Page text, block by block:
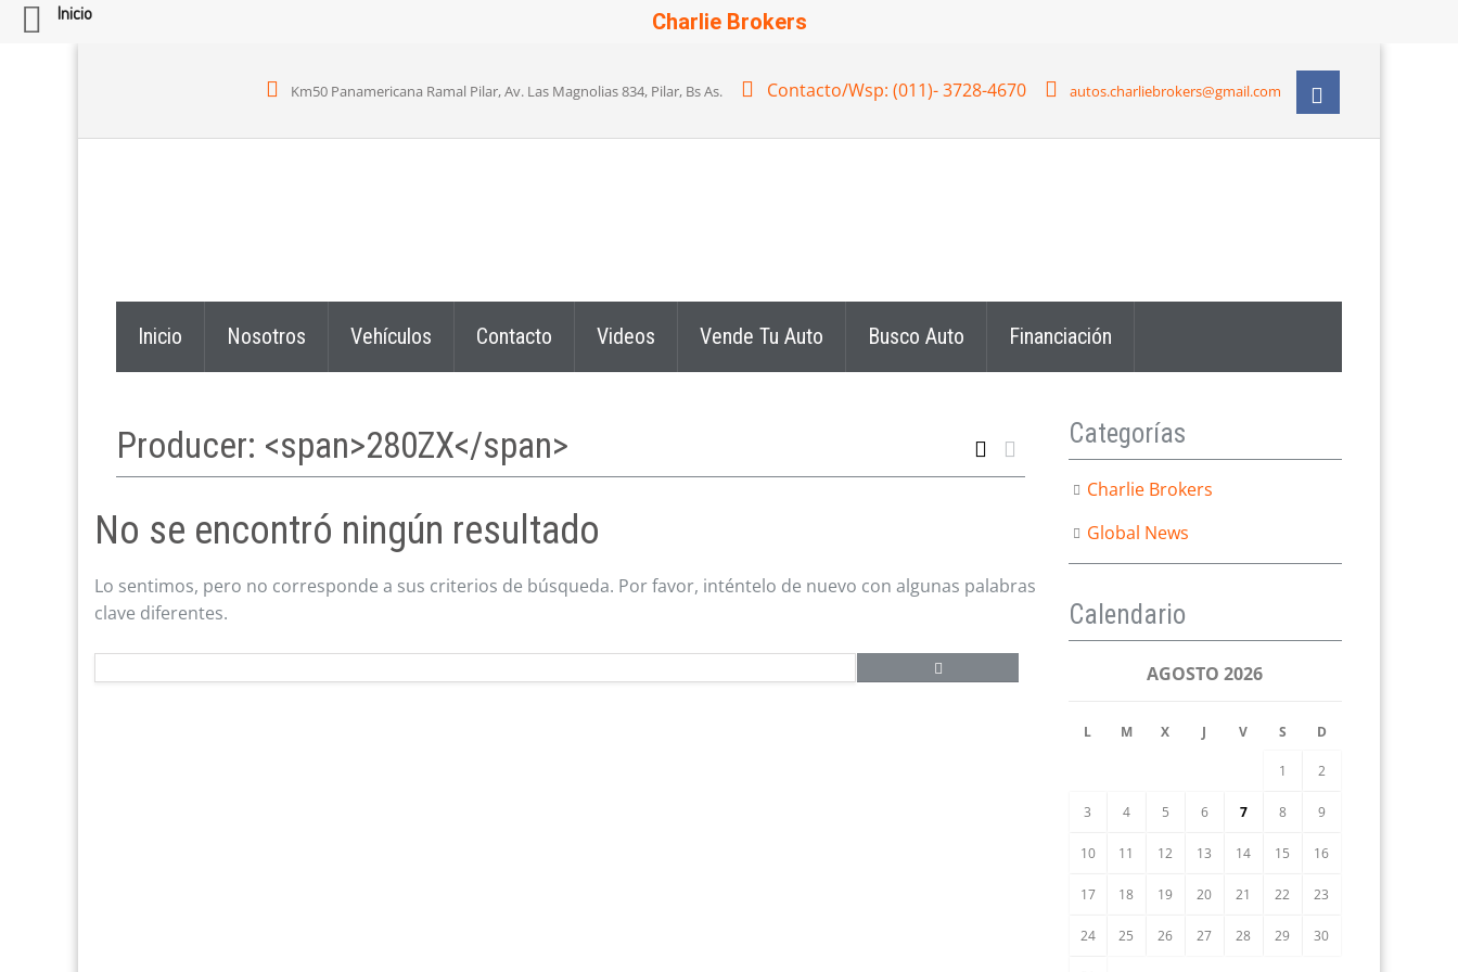
Km50 Panamericana Ramal Pilar, Av. Las Magnolias 834, Pilar, Bs As. Contacto/Wsp: (011)- 3728-4670 autos.charliebrokers@gmail.com
Inicio Nosotros Vehículos Contacto Videos Vende Tu Auto Busco Auto Financiación
Producer: <span>280ZX</span>
No se encontró ningún resultado
Lo sentimos, pero no corresponde a sus criterios de búsqueda. Por favor, inténtelo de nuevo con algunas palabras
clave diferentes.
Categorías
Charlie Brokers
Global News
Calendario
AGOSTO 2026
L M X J V S D
1 2
3 4 5 6 7 8 9
10 11 12 13 14 15 16
17 18 19 20 21 22 23
24 25 26 27 28 29 30
Inicio Charlie Brokers